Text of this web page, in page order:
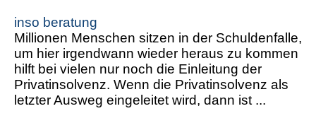
inso beratung
Millionen Menschen sitzen in der Schuldenfalle,
um hier irgendwann wieder heraus zu kommen
hilft bei vielen nur noch die Einleitung der
Privatinsolvenz. Wenn die Privatinsolvenz als
letzter Ausweg eingeleitet wird, dann ist ...